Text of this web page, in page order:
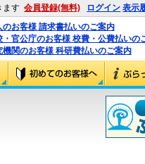
ます 会員登録(無料) ログイン 表示
のお客様 請求書払いのご案内
・官公庁のお客様 校費・公費払いの
機関のお客様 科研費払いのご案内